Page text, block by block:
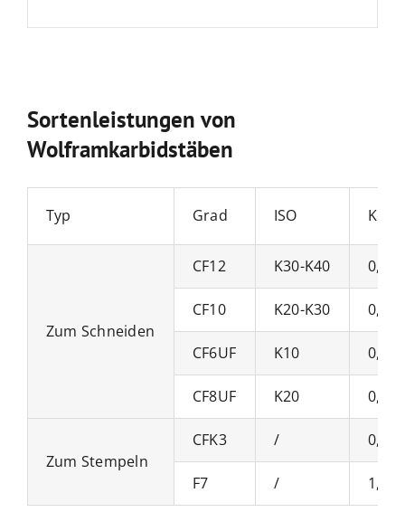
Sortenleistungen von
Wolframkarbidstäben
Typ Grad ISO
Zum Schneiden
CF12 K30-K40
CF10 K20-K30 0,8
CF6UF K10
CF8UF K20
Zum Stempeln
CFK3 /
F7 / 1,0